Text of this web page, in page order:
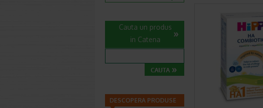
Cauta un produs
in Catena
DESCOPERA PRODUSE